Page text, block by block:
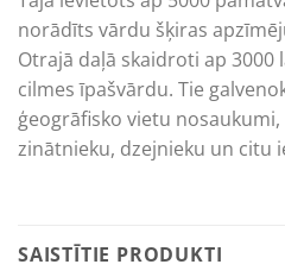
norādīts vārdu šķiras
Otrajā daļā skaidroti ap 3000
cilmes īpašvārdu. Tie
ģeogrāfisko vietu
zinātnieku, dzejnieku un citu
SAISTĪTIE PRODUKTI